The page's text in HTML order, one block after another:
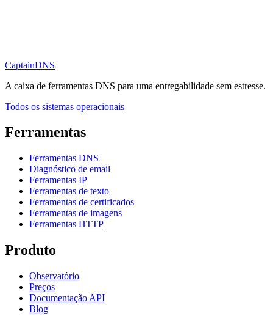
CaptainDNS
A caixa de ferramentas DNS para uma entregabilidade sem estresse.
Todos os sistemas operacionais
Ferramentas
Ferramentas DNS
Diagnóstico de email
Ferramentas IP
Ferramentas de texto
Ferramentas de certificados
Ferramentas de imagens
Ferramentas HTTP
Produto
Observatório
Preços
Documentação API
Blog